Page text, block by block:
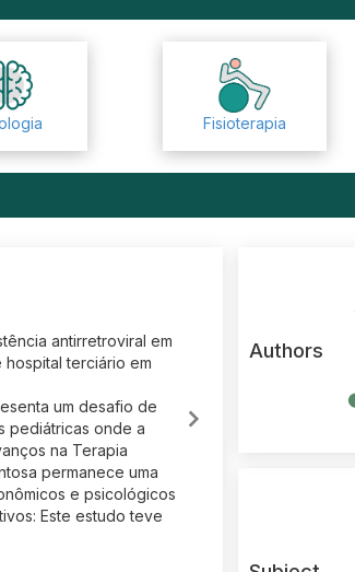
Fisioterapia
antirretroviral em
terciário em
um desafio de
pediátricas onde a
na Terapia
permanece uma
e psicológicos
Este estudo teve
Authors